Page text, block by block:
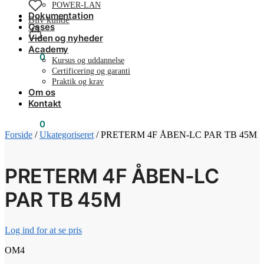
Bliv kunde
kr. 0
POWER-LAN
Dokumentation
Cases
Viden og nyheder
Academy
Kursus og uddannelse
Certificering og garanti
Praktik og krav
Om os
Kontakt
0
Forside /Ukategoriseret /PRETERM 4F ÅBEN-LC PAR TB 45M
PRETERM 4F ÅBEN-LC
PAR TB 45M
Log ind for at se pris
OM4